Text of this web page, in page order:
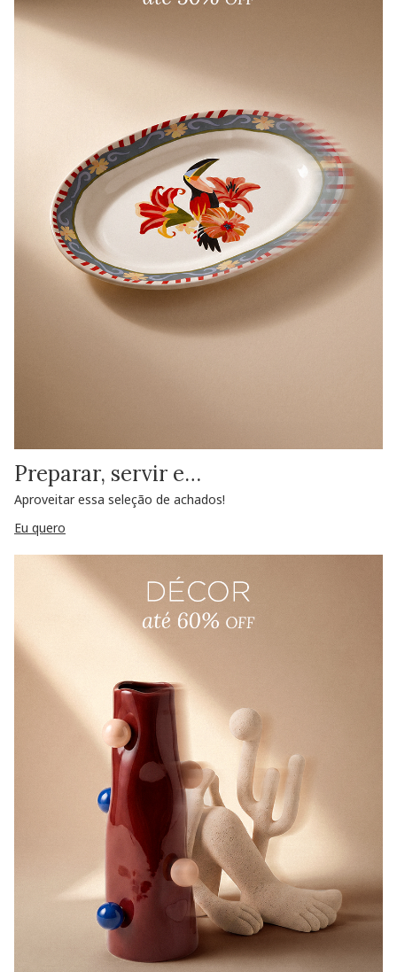
Preparar, servir e…
Aproveitar essa seleção de achados!
Eu quero